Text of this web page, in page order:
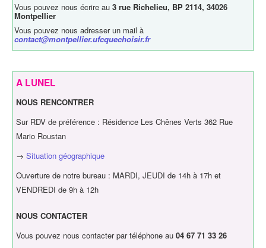
Vous pouvez nous écrire au 3 rue Richelieu, BP 2114, 34026
Montpellier
Vous pouvez nous adresser un mail à
contact@montpellier.ufcquechoisir.fr
A LUNEL
NOUS RENCONTRER
Sur RDV de préférence : Résidence Les Chênes Verts 362 Rue
Mario Roustan
→ Situation géographique
Ouverture de notre bureau : MARDI, JEUDI de 14h à 17h et
VENDREDI de 9h à 12h
NOUS CONTACTER
Vous pouvez nous contacter par téléphone au 04 67 71 33 26